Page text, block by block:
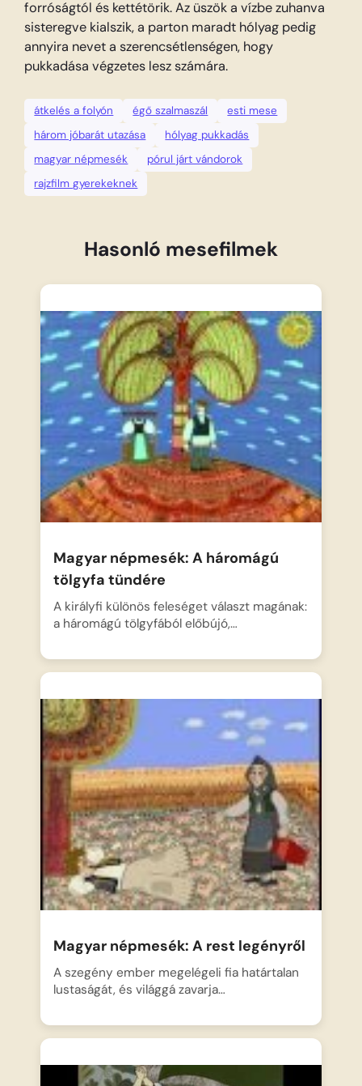
forróságtól és kettétörik. Az üszök a vízbe zuhanva
sisteregve kialszik, a parton maradt hólyag pedig
annyira nevet a szerencsétlenségen, hogy
pukkadása végzetes lesz számára.
átkelés a folyón égő szalmaszál
esti mese
három jóbarát utazása
hólyag pukkadás
magyar népmesék
pórul járt vándorok
rajzfilm gyerekeknek
Hasonló mesefilmek
Magyar népmesék: A háromágú
tölgyfa tündére
A királyfi különös feleséget választ magának:
a háromágú tölgyfából előbújó,…
Magyar népmesék: A rest legényről
A szegény ember megelégeli fia határtalan
lustaságát, és világgá zavarja…